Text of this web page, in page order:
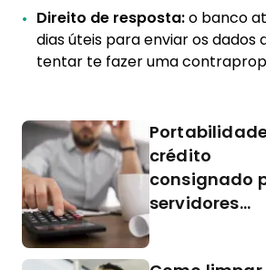
Direito de resposta:o banco
dias úteis para enviar os dados
tentar te fazer uma
crédito
consignado
servidores